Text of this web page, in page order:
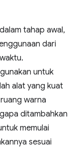
tahap awal,
dari
untuk
alat yang kuat
warna
ditambahkan
memulai
sesuai